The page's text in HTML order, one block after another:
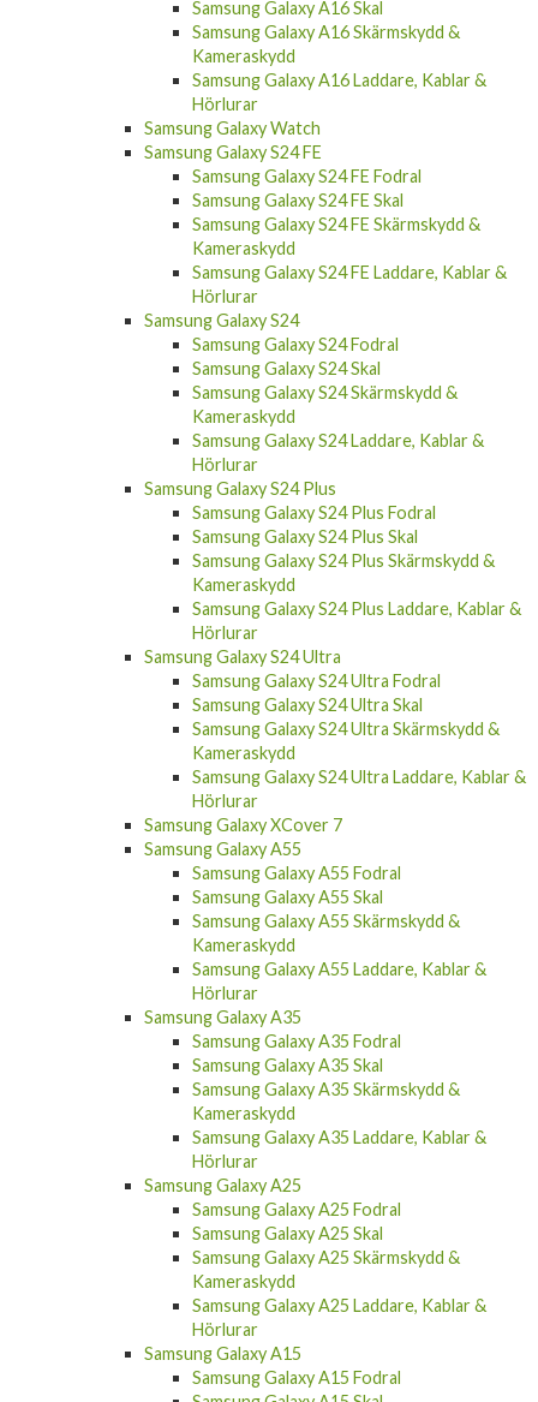
Samsung Galaxy A16 Skärmskydd &
Kameraskydd
Samsung Galaxy A16 Laddare, Kablar &
Hörlurar
Samsung Galaxy Watch
Samsung Galaxy S24 FE
Samsung Galaxy S24 FE Fodral
Samsung Galaxy S24 FE Skal
Samsung Galaxy S24 FE Skärmskydd &
Kameraskydd
Samsung Galaxy S24 FE Laddare, Kablar &
Hörlurar
Samsung Galaxy S24
Samsung Galaxy S24 Fodral
Samsung Galaxy S24 Skal
Samsung Galaxy S24 Skärmskydd &
Kameraskydd
Samsung Galaxy S24 Laddare, Kablar &
Hörlurar
Samsung Galaxy S24 Plus
Samsung Galaxy S24 Plus Fodral
Samsung Galaxy S24 Plus Skal
Samsung Galaxy S24 Plus Skärmskydd &
Kameraskydd
Samsung Galaxy S24 Plus Laddare, Kablar &
Hörlurar
Samsung Galaxy S24 Ultra
Samsung Galaxy S24 Ultra Fodral
Samsung Galaxy S24 Ultra Skal
Samsung Galaxy S24 Ultra Skärmskydd &
Kameraskydd
Samsung Galaxy S24 Ultra Laddare, Kablar &
Hörlurar
Samsung Galaxy XCover 7
Samsung Galaxy A55
Samsung Galaxy A55 Fodral
Samsung Galaxy A55 Skal
Samsung Galaxy A55 Skärmskydd &
Kameraskydd
Samsung Galaxy A55 Laddare, Kablar &
Hörlurar
Samsung Galaxy A35
Samsung Galaxy A35 Fodral
Samsung Galaxy A35 Skal
Samsung Galaxy A35 Skärmskydd &
Kameraskydd
Samsung Galaxy A35 Laddare, Kablar &
Hörlurar
Samsung Galaxy A25
Samsung Galaxy A25 Fodral
Samsung Galaxy A25 Skal
Samsung Galaxy A25 Skärmskydd &
Kameraskydd
Samsung Galaxy A25 Laddare, Kablar &
Hörlurar
Samsung Galaxy A15
Samsung Galaxy A15 Fodral
Samsung Galaxy A15 Skal